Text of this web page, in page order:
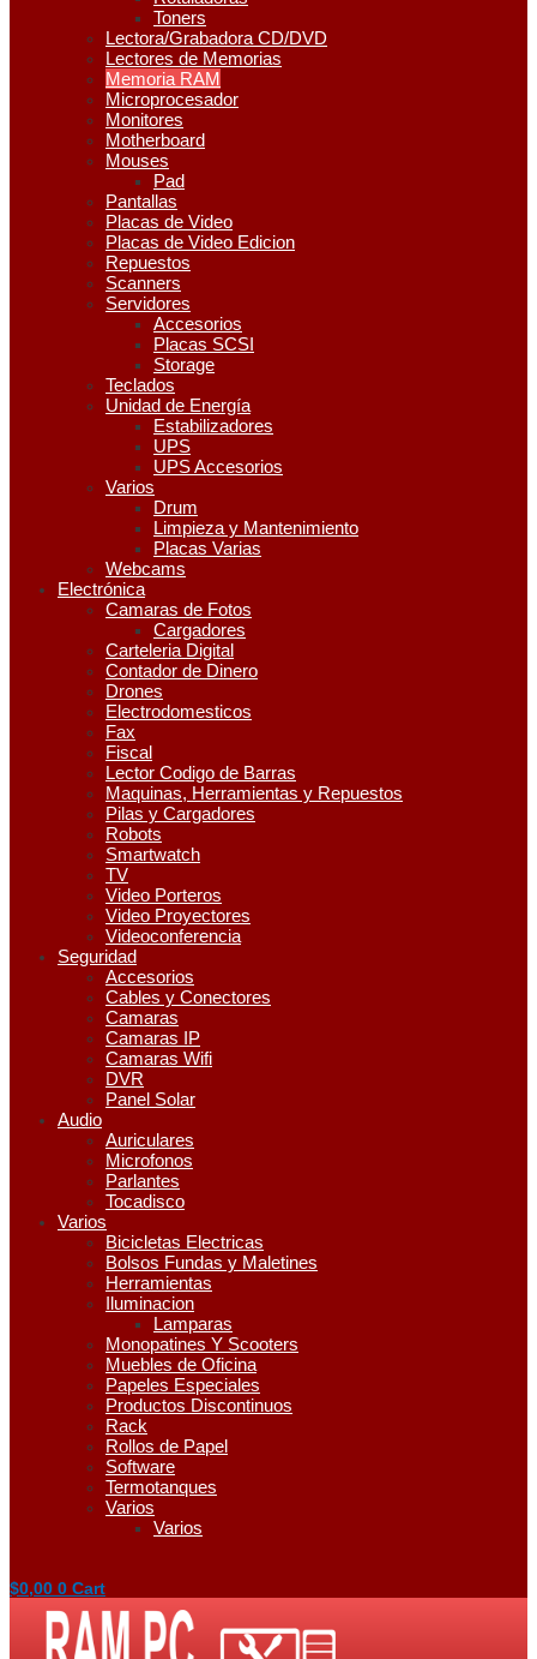
Toners
Lectora/Grabadora CD/DVD
Lectores de Memorias
Memoria RAM
Microprocesador
Monitores
Motherboard
Mouses
Pad
Pantallas
Placas de Video
Placas de Video Edicion
Repuestos
Scanners
Servidores
Accesorios
Placas SCSI
Storage
Teclados
Unidad de Energía
Estabilizadores
UPS
UPS Accesorios
Varios
Drum
Limpieza y Mantenimiento
Placas Varias
Webcams
Electrónica
Camaras de Fotos
Cargadores
Carteleria Digital
Contador de Dinero
Drones
Electrodomesticos
Fax
Fiscal
Lector Codigo de Barras
Maquinas, Herramientas y Repuestos
Pilas y Cargadores
Robots
Smartwatch
TV
Video Porteros
Video Proyectores
Videoconferencia
Seguridad
Accesorios
Cables y Conectores
Camaras
Camaras IP
Camaras Wifi
DVR
Panel Solar
Audio
Auriculares
Microfonos
Parlantes
Tocadisco
Varios
Bicicletas Electricas
Bolsos Fundas y Maletines
Herramientas
Iluminacion
Lamparas
Monopatines Y Scooters
Muebles de Oficina
Papeles Especiales
Productos Discontinuos
Rack
Rollos de Papel
Software
Termotanques
Varios
Varios
$0,00 0 Cart